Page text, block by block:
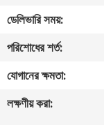
আমাদের
সাথে
যোগাযোগ
করুন
ডেলিভারি সময়:
পরিশোধের শর্ত:
যোগানের ক্ষমতা:
লক্ষণীয় করা: